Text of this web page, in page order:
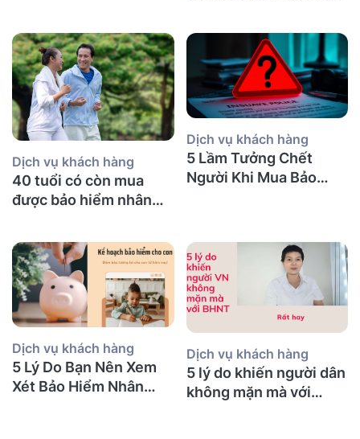
Dịch vụ khách hàng
40 tuổi có còn mua
được bảo hiểm nhân
bảo hiểm gì?
Dịch vụ khách hàng
5 Lầm Tưởng Chết
Người Khi Mua Bảo
Dịch vụ khách hàng
5 Lý Do Bạn Nên Xem
Xét Bảo Hiểm Nhân
Dịch vụ khách hàng
5 lý do khiến người dân
không mặn mà với